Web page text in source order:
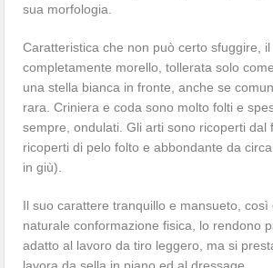
sua morfologia.
Caratteristica che non può certo sfuggire,
completamente morello, tollerata solo
una stella bianca in fronte, anche se
rara. Criniera e coda sono molto folti e
sempre, ondulati. Gli arti sono ricoperti dal
ricoperti di pelo folto e abbondante da
in giù).
Il suo carattere tranquillo e mansueto, così
naturale conformazione fisica, lo rendono
adatto al lavoro da tiro leggero, ma si
lavora da sella in piano ed al dressage.